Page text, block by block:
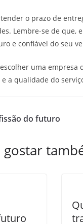
o prazo de
Lembre-se de
e confiável do seu
uma
a qualidade do
do futuro
gostar